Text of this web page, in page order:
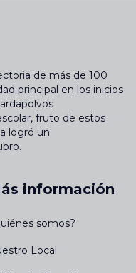
de más de 100
principal en los inicios
fruto de estos
logró un
información
somos?
Local